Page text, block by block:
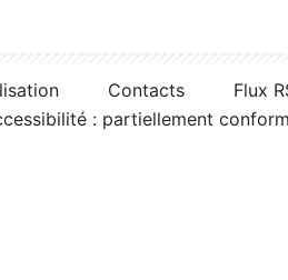
Contacts
Flux
: partiellement